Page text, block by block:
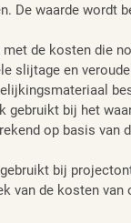
De waarde wordt
de kosten die
slijtage en
gebruikt bij het
op basis van
bij
van de kosten van